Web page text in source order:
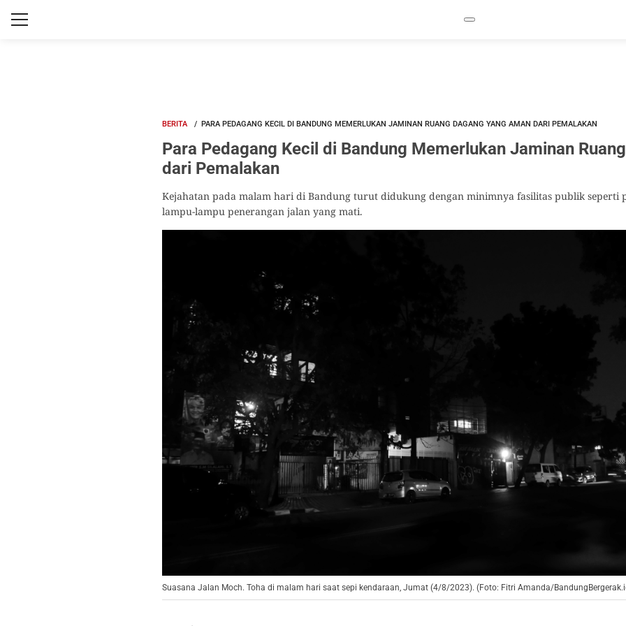
BERITA PARA PEDAGANG KECIL DI BANDUNG MEMERLUKAN JAMINAN RUANG DAGANG YANG AMAN DARI PEMALAKAN
Para Pedagang Kecil di Bandung Memerlukan Jaminan
dari Pemalakan
Kejahatan pada malam hari di Bandung turut didukung dengan minimnya fasilitas publik seperti
lampu-lampu penerangan jalan yang mati.
Suasana Jalan Moch. Toha di malam hari saat sepi kendaraan, Jumat (4/8/2023). (Foto: Fitri Amanda/